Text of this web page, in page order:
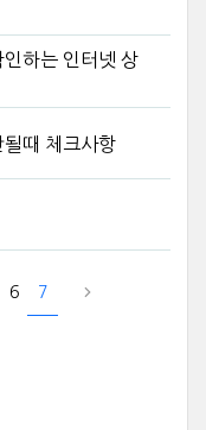
하는 인터넷 상
때 체크사항
6 7